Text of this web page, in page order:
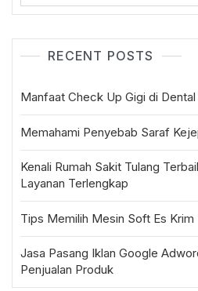
RECENT POSTS
Manfaat Check Up Gigi di Dental
Memahami Penyebab Saraf
Kenali Rumah Sakit Tulang
Layanan Terlengkap
Tips Memilih Mesin Soft Es Krim
Jasa Pasang Iklan Google
Penjualan Produk